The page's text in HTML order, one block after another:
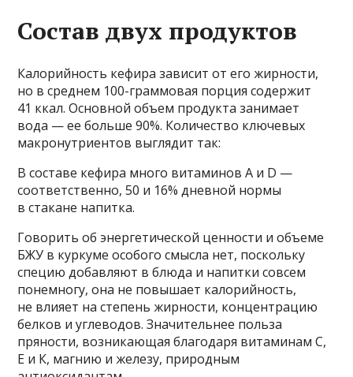
Состав двух продуктов
Калорийность кефира зависит от его жирности,
но в среднем 100-граммовая порция содержит
41 ккал. Основной объем продукта занимает
вода — ее больше 90%. Количество ключевых
макронутриентов выглядит так:
В составе кефира много витаминов А и D —
соответственно, 50 и 16% дневной нормы
в стакане напитка.
Говорить об энергетической ценности и объеме
БЖУ в куркуме особого смысла нет, поскольку
специю добавляют в блюда и напитки совсем
понемногу, она не повышает калорийность,
не влияет на степень жирности, концентрацию
белков и углеводов. Значительнее польза
пряности, возникающая благодаря витаминам С,
Е и К, магнию и железу, природным